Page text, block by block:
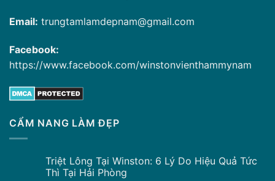
Email: trungtamlamdepnam@gmail.com
Facebook:
https://www.facebook.com/winstonvienthammynam
CẨM NANG LÀM ĐẸP
Triệt Lông Tại Winston: 6 Lý Do Hiệu Quả Tức
Thì Tại Hải Phòng